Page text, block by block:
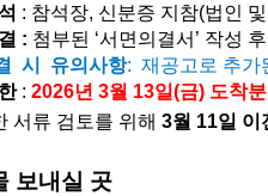
: 참석장, 신분증 지참(법인
: 첨부된 ‘서면의결서’ 작성 후
시  유의사항:  재공고로 추가
: 2026년 3월 13일(금) 도착분
서류 검토를 위해 3월 11일 이
보내실 곳